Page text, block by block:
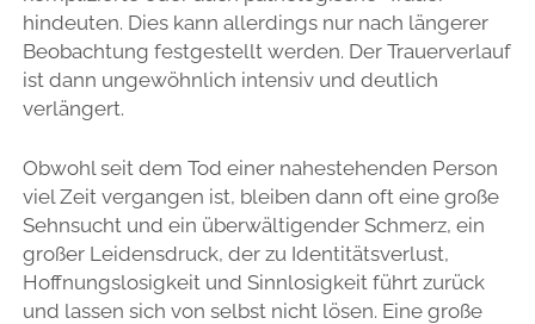
hindeuten. Dies kann allerdings nur nach längerer
Beobachtung festgestellt werden. Der Trauerverlauf
ist dann ungewöhnlich intensiv und deutlich
verlängert.
Obwohl seit dem Tod einer nahestehenden Person
viel Zeit vergangen ist, bleiben dann oft eine große
Sehnsucht und ein überwältigender Schmerz, ein
großer Leidensdruck, der zu Identitätsverlust,
Hoffnungslosigkeit und Sinnlosigkeit führt zurück
und lassen sich von selbst nicht lösen. Eine große